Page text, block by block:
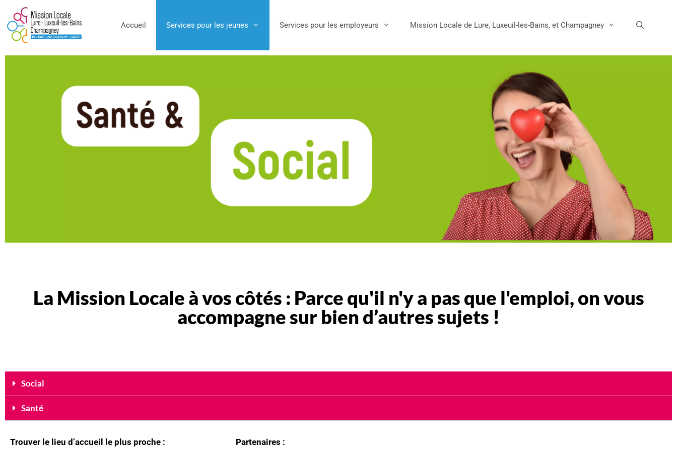
Accueil Services pour les jeunes Services pour les employeurs Mission Locale de Lure, Luxeuil-les-Bains, et Champagney
La Mission Locale à vos côtés : Parce qu'il n'y a pas que l'emploi, on vous
accompagne sur bien d’autres sujets !
Social
Santé
Trouver le lieu d’accueil le plus proche : Partenaires :